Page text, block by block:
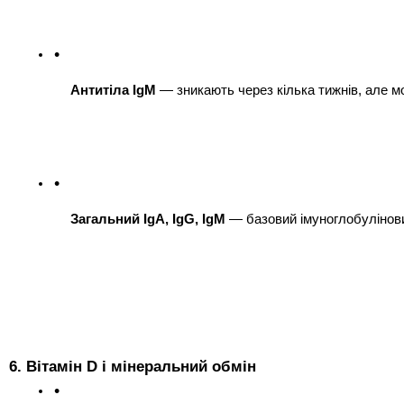
Антитіла IgM — зникають через кілька тижнів, але
Загальний IgA, IgG, IgM — базовий
6. Вітамін D і мінеральний обмін